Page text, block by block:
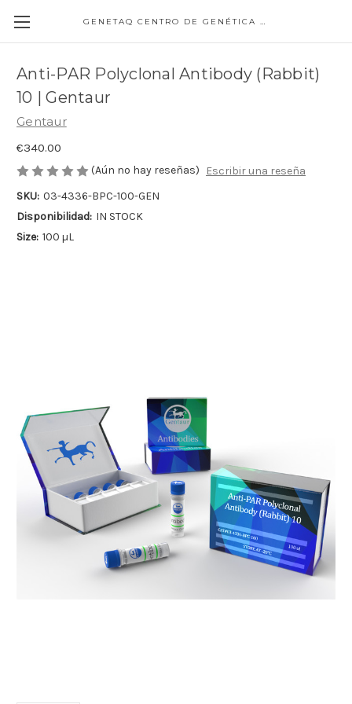
GENETAQ CENTRO DE GENÉTICA MOLECULAR
Anti-PAR Polyclonal Antibody (Rabbit)
10 | Gentaur
Gentaur
€340.00
(Aún no hay reseñas)
Escribir una reseña
SKU: 03-4336-BPC-100-GEN
Disponibilidad: IN STOCK
Size: 100 µL